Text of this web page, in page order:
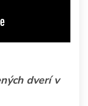
dverí v